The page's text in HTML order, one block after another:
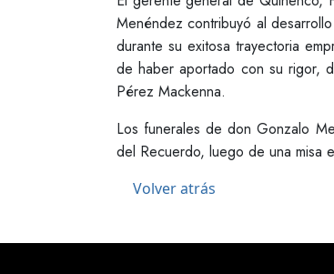
Menéndez contribuyó al
durante su exitosa trayectoria
de haber aportado con su rigor,
Pérez Mackenna.
Los funerales de don Gonzalo
del Recuerdo, luego de una misa
Volver atrás